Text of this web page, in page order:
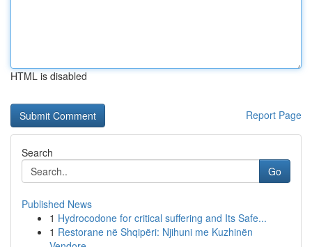
HTML is disabled
Report Page
Search
Go
Published News
1 Hydrocodone for critical suffering and Its Safe...
1 Restorane në Shqipëri: Njihuni me Kuzhinën